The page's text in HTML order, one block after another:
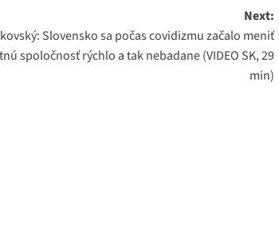
Next:
Slovensko sa počas covidizmu začalo meniť
spoločnosť rýchlo a tak nebadane (VIDEO SK, 29
min)